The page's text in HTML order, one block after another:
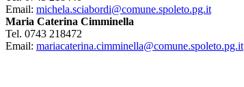
Email: michela.sciabordi@comune.spoleto.pg.it
Maria Caterina Cimminella
Tel. 0743 218472
Email: mariacaterina.cimminella@comune.spoleto.pg.it